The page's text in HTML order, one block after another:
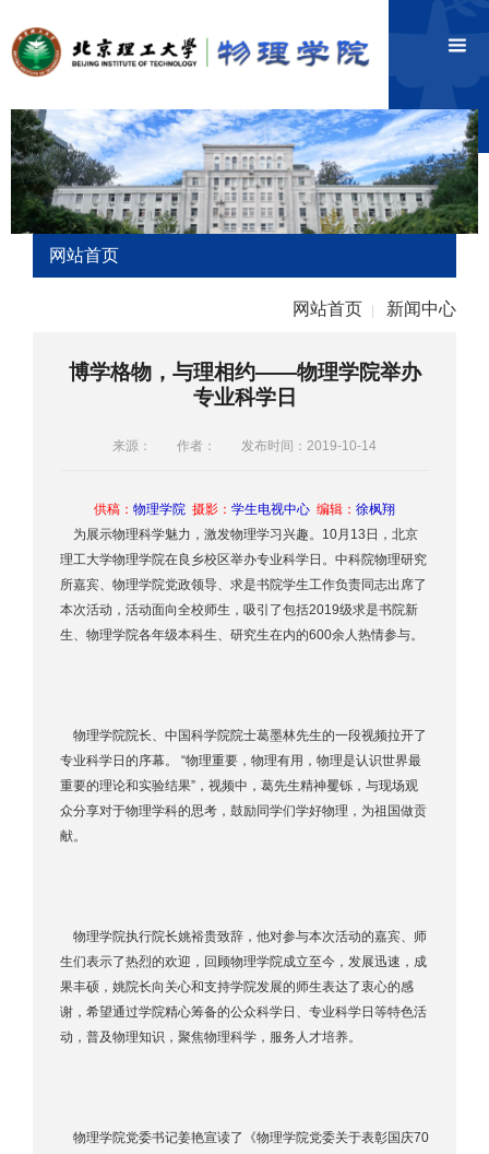
网站首页
网站首页 新闻中心
博学格物，与理相约——物理学院举办
专业科学日
来源： 作者： 发布时间：2019-10-14
供稿： 物理学院 摄影： 学生电视中心 编辑： 徐枫翔
为展示物理科学魅力，激发物理学习兴趣。10月13日，北京
理工大学物理学院在良乡校区举办专业科学日。中科院物理研究
所嘉宾、物理学院党政领导、求是书院学生工作负责同志出席了
本次活动，活动面向全校师生，吸引了包括2019级求是书院新
生、物理学院各年级本科生、研究生在内的600余人热情参与。
物理学院院长、中国科学院院士葛墨林先生的一段视频拉开了
专业科学日的序幕。 “物理重要，物理有用，物理是认识世界最
重要的理论和实验结果”，视频中，葛先生精神矍铄，与现场观
众分享对于物理学科的思考，鼓励同学们学好物理，为祖国做贡
献。
物理学院执行院长姚裕贵致辞，他对参与本次活动的嘉宾、师
生们表示了热烈的欢迎，回顾物理学院成立至今，发展迅速，成
果丰硕，姚院长向关心和支持学院发展的师生表达了衷心的感
谢，希望通过学院精心筹备的公众科学日、专业科学日等特色活
动，普及物理知识，聚焦物理科学，服务人才培养。
物理学院党委书记姜艳宣读了《物理学院党委关于表彰国庆70